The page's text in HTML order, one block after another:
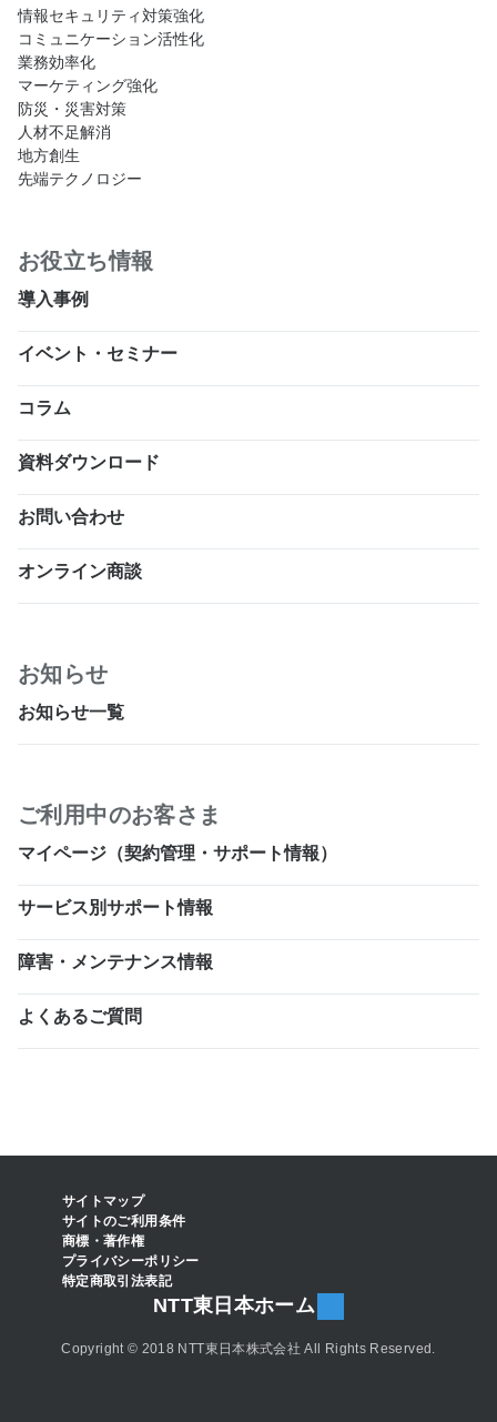
情報セキュリティ対策強化
コミュニケーション活性化
業務効率化
マーケティング強化
防災・災害対策
人材不足解消
地方創生
先端テクノロジー
お役立ち情報
導入事例
イベント・セミナー
コラム
資料ダウンロード
お問い合わせ
オンライン商談
お知らせ
お知らせ一覧
ご利用中のお客さま
マイページ（契約管理・サポート情報）
サービス別サポート情報
障害・メンテナンス情報
よくあるご質問
サイトマップ
サイトのご利用条件
商標・著作権
プライバシーポリシー
特定商取引法表記
NTT東日本ホーム
Copyright © 2018 NTT東日本株式会社 All Rights Reserved.